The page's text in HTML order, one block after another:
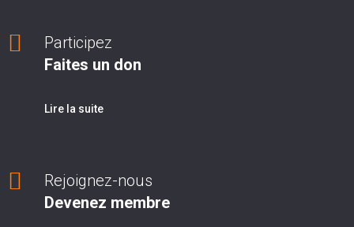
Participez
Faites un don
Lire la suite
Rejoignez-nous
Devenez membre